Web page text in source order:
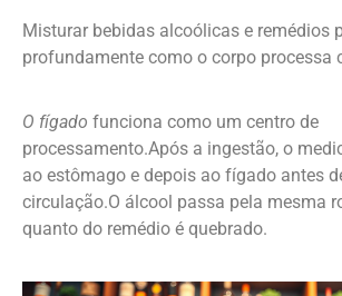
Misturar bebidas alcoólicas e remédios
profundamente como o corpo processa
O fígado funciona como um centro de
processamento.Após a ingestão, o
ao estômago e depois ao fígado antes
circulação.O álcool passa pela mesma
quanto do remédio é quebrado.